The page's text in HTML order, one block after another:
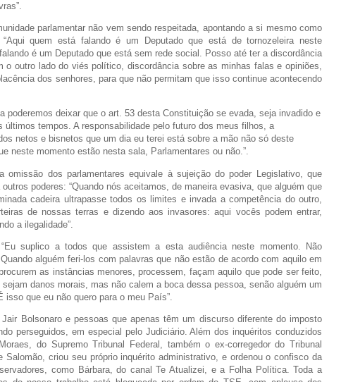
parlamentar não vem sendo respeitada, apontando a si mesmo como
quem está falando é um Deputado que está de tornozeleira neste
é um Deputado que está sem rede social. Posso até ter a discordância
o outro lado do viés político, discordância sobre as minhas falas e opiniões,
dos senhores, para que não permitam que isso continue acontecendo
poderemos deixar que o art. 53 desta Constituição se evada, seja invadido e
tempos. A responsabilidade pelo futuro dos meus filhos, a
netos e bisnetos que um dia eu terei está sobre a mão não só deste
neste momento estão nesta sala, Parlamentares ou não.”.
omissão dos parlamentares equivale à sujeição do poder Legislativo, que
poderes: “Quando nós aceitamos, de maneira evasiva, que alguém que
cadeira ultrapasse todos os limites e invada a competência do outro,
de nossas terras e dizendo aos invasores: aqui vocês podem entrar,
a ilegalidade”.
suplico a todos que assistem a esta audiência neste momento. Não
alguém feri-los com palavras que não estão de acordo com aquilo em
as instâncias menores, processem, façam aquilo que pode ser feito,
danos morais, mas não calem a boca dessa pessoa, senão alguém um
que eu não quero para o meu País”.
Bolsonaro e pessoas que apenas têm um discurso diferente do imposto
perseguidos, em especial pelo Judiciário. Além dos inquéritos conduzidos
do Supremo Tribunal Federal, também o ex-corregedor do Tribunal
Salomão, criou seu próprio inquérito administrativo, e ordenou o confisco da
como Bárbara, do canal Te Atualizei, e a Folha Política. Toda a